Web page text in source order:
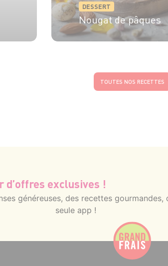
DESSERT
Nougat de pâques
TOUTES NOS RECETTES
d’offres exclusives !
généreuses, des recettes
seule app !